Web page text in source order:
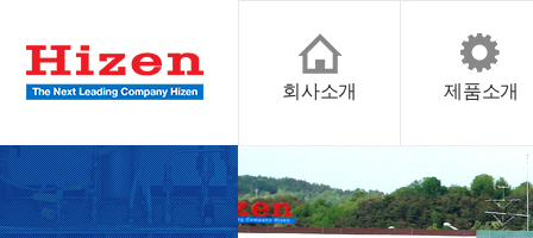
회사소개 제품소개